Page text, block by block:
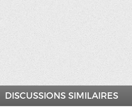
DISCUSSIONS SIMILAIRES